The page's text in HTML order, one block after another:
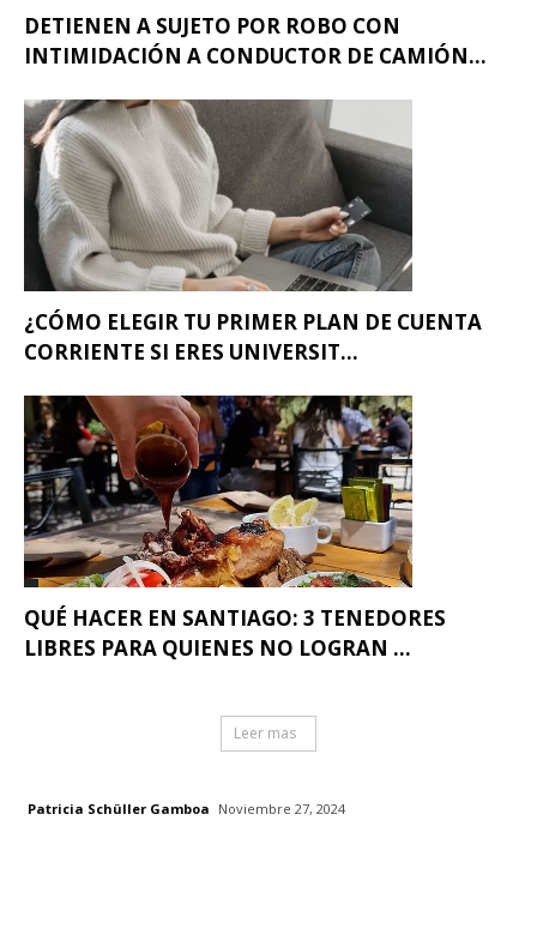
DETIENEN A SUJETO POR ROBO CON
INTIMIDACIÓN A CONDUCTOR DE CAMIÓN...
¿CÓMO ELEGIR TU PRIMER PLAN DE CUENTA
CORRIENTE SI ERES UNIVERSIT...
QUÉ HACER EN SANTIAGO: 3 TENEDORES
LIBRES PARA QUIENES NO LOGRAN ...
Leer mas
Patricia Schüller Gamboa Noviembre 27, 2024